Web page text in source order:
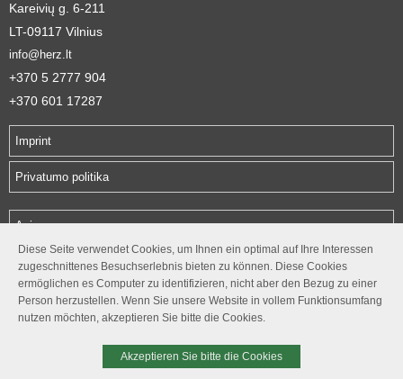
Diese Seite verwendet Cookies, um Ihnen ein optimal auf Ihre Interessen
zugeschnittenes Besuchserlebnis bieten zu können. Diese Cookies
ermöglichen es Computer zu identifizieren, nicht aber den Bezug zu einer
Person herzustellen. Wenn Sie unsere Website in vollem Funktionsumfang
nutzen möchten, akzeptieren Sie bitte die Cookies.
Akzeptieren Sie bitte die Cookies
Kareivių g. 6-211
LT-09117 Vilnius
info@herz.lt
+370 5 2777 904
+370 601 17287
Imprint
Privatumo politika
Apie mus
Produktai
Katalogai